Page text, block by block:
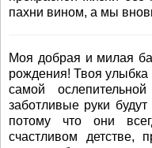
пахни вином, а мы
Моя добрая и милая
рождения! Твоя улыбка
самой
заботливые руки
потому что они
счастливом детстве,